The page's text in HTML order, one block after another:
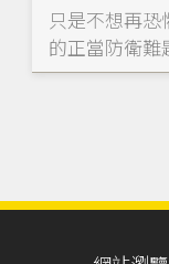
只是不想再
的正當防衛難